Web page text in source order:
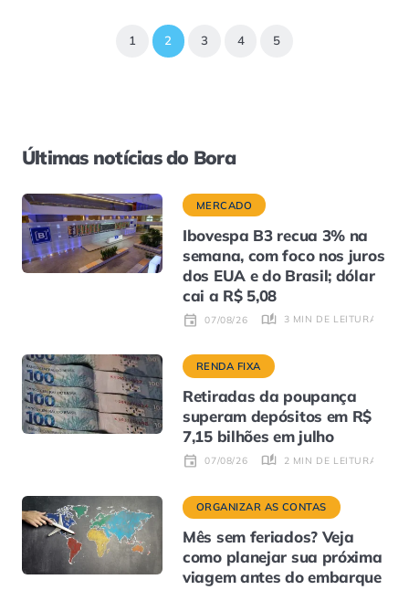
1 2 3 4 5
Últimas notícias do Bora
MERCADO
Ibovespa B3 recua 3% na
semana, com foco nos juros
dos EUA e do Brasil; dólar
cai a R$ 5,08
07/08/26 3 MIN DE LEITURA
RENDA FIXA
Retiradas da poupança
superam depósitos em R$
7,15 bilhões em julho
07/08/26 2 MIN DE LEITURA
ORGANIZAR AS CONTAS
Mês sem feriados? Veja
como planejar sua próxima
viagem antes do embarque